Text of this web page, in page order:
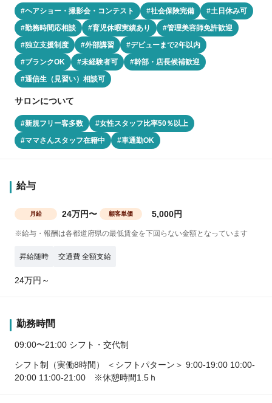
#ヘアショー・撮影会・コンテスト #社会保険完備
#土日休み可
#勤務時間応相談
#育児休暇実績あり
#管理美容師免許歓迎
#独立支援制度
#外部講習
#デビューまで2年以内
#ブランクOK
#未経験者可
#幹部・店長候補歓迎
#通信生（見習い）相談可
サロンについて
#新規フリー客多数
#女性スタッフ比率50％以上
#ママさんスタッフ在籍中
#車通勤OK
給与
月給 24万円〜 顧客単価 5,000円
※給与・報酬は各都道府県の最低賃金を下回らない金額となっています
昇給随時 交通費 全額支給
24万円～
勤務時間
09:00〜21:00 シフト・交代制
シフト制（実働8時間） ＜シフトパターン＞ 9:00-19:00 10:00-
20:00 11:00-21:00 ※休憩時間1.5ｈ